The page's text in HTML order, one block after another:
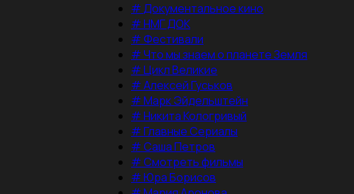
#Документальное кино
#НМГ ДОК
#Фестивали
#Что мы знаем о планете Земля
#Цикл Великие
#Алексей Гуськов
#Марк Эйдельштейн
#Никита Кологривый
#Главные Сериалы
#Саша Петров
#Смотреть фильмы
#Юра Борисов